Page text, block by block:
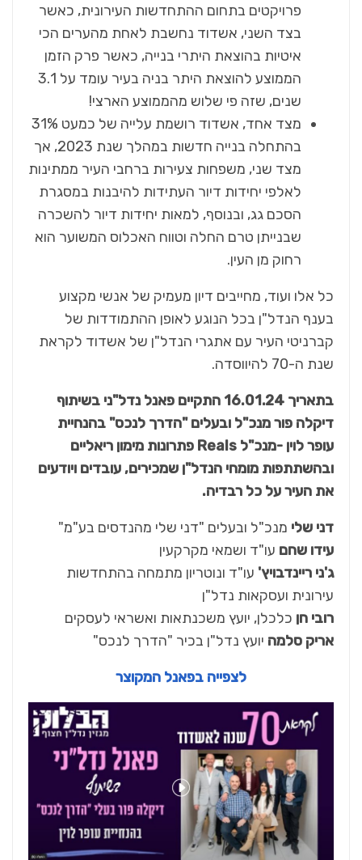
פרויקטים בתחום ההתחדשות העירונית, כאשר
בצד השני, אשדוד נחשבת לאחת מהערים הכי
איטיות בהוצאת היתרי בנייה, כאשר פרק הזמן
הממוצע להוצאת היתר בניה בעיר עומד על 3.1
שנים, שזה פי שלוש מהממוצע הארצי!
מצד אחד, אשדוד רושמת עלייה של כמעט 31%
בהתחלה בנייה חדשות במהלך שנת 2023, אך
מצד שני, משפחות צעירות ברחבי העיר ממתינות
לאלפי יחידות דיור העתידות להיבנות במסגרת
הסכם גג, ובנוסף, למאות יחידות דיור להשכרה
שבנייתן טרם החלה וטווח האכלוס המשוער הוא
רחוק מן העין.
כל אלו ועוד, מחייבים דיון מעמיק של אנשי מקצוע
בענף הנדל"ן בכל הנוגע לאופן ההתמודדות של
קברניטי העיר עם אתגרי הנדל"ן של אשדוד לקראת
שנת ה-70 להיווסדה.
בתאריך 16.01.24 התקיים פאנל נדל"ני בשיתוף
דיקלה פור מנכ"ל ובעלים "הדרך לנכס" בהנחיית
עופר לוין -מנכ"ל Reals פתרונות מימון ריאליים
ובהשתתפות מומחי הנדל"ן שמכירים, עובדים ויודעים
את העיר על כל רבדיה.
דני שלי מנכ"ל ובעלים "דני שלי מהנדסים בע"מ"
עידו שחם עו"ד ושמאי מקרקעין
ג'ני ריינדבויץ' עו"ד ונוטריון מתמחה בהתחדשות
עירונית ועסקאות נדל"ן
רובי חן כלכלן, יועץ משכנתאות ואשראי לעסקים
אריק סלמה יועץ נדל"ן בכיר "הדרך לנכס"
לצפייה בפאנל המקוצר